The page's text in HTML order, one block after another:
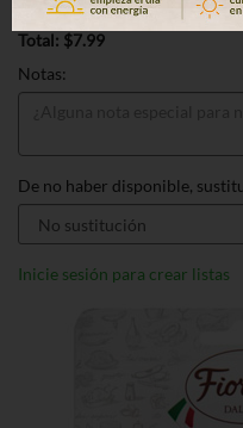
Total: $7.99
Notas:
De no haber disponible,
Inicie sesión para crear listas